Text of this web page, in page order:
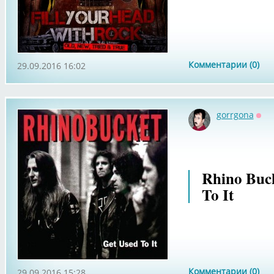
Комментарии (0)
29.09.2016 16:02
gorrgona
Rhino
To It
Комментарии (0)